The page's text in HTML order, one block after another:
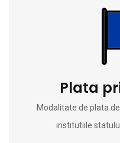
Plata
Modalitate de plata
institutiile